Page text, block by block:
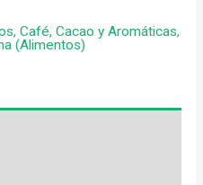
, Café, Cacao y Aromáticas,
(Alimentos)